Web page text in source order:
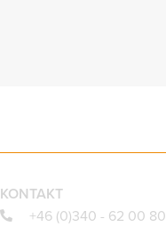
KONTAKT
+46 (0)340 - 62 00 80